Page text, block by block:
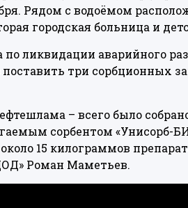
Рядом с водоёмом
городская больница и
ликвидации аварийного
три сорбционных
– всего было
сорбентом «Унисорб-
15 килограммов
Роман Маметьев.